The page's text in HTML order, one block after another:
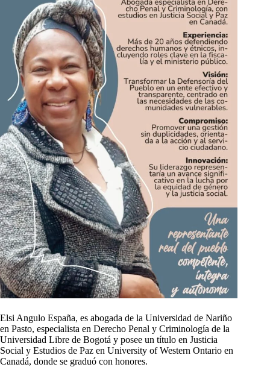
Elsi Angulo España, es abogada de la Universidad de Nariño
en Pasto, especialista en Derecho Penal y Criminología de la
Universidad Libre de Bogotá y posee un título en Justicia
Social y Estudios de Paz en University of Western Ontario en
Canadá, donde se graduó con honores.